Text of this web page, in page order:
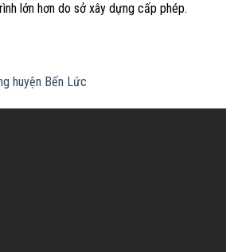
lớn hơn do sở xây dựng cấp phép.
huyện Bến Lức